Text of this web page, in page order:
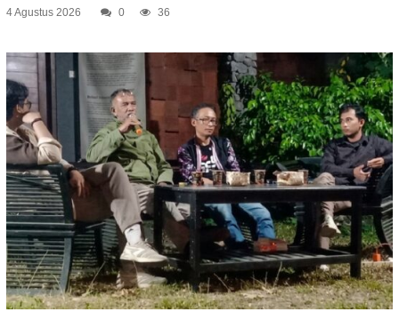
4 Agustus 2026 0 36